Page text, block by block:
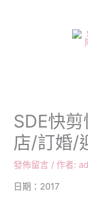
SDE快
店/訂婚/
發佈留言 / 作者:
日期：2017